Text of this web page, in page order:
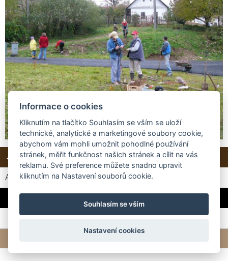
← Předchozí Zpět do složky
Automatické procházení: 3|4|5| 6|7(čas ve vteřinách)
A až příště zase něco vymyslíme, tak se snad opět sejdeme :-)
Informace o cookies
Kliknutím na tlačítko Souhlasím se vším se uloží
technické, analytické a marketingové soubory cookie,
abychom vám mohli umožnit pohodlné používání
stránek, měřit funkčnost našich stránek a cílit na vás
reklamu. Své preference můžete snadno upravit
kliknutím na Nastavení souborů cookie.
Souhlasím se vším
Nastavení cookies